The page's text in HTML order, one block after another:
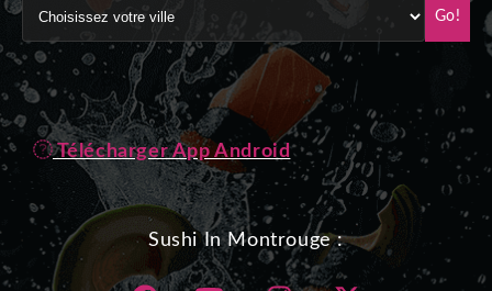
Go!
Télécharger App Android
Sushi In Montrouge :